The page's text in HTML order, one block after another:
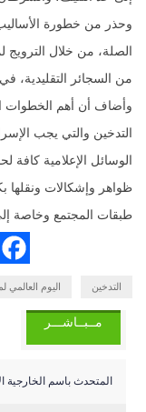
وحذر من خطورة
الصلة، من خلال الترويج
من السجائر التقليدية،
وأضاف أن أهم الخطوات
التدخين والتي يجب
الوسائل الإعلامية
ظواهر وإشكالات
طبقات المجتمع وخاصة
التدخين اليوم العالمي
مــبــاشـــر
المتحدث باسم الخارجية